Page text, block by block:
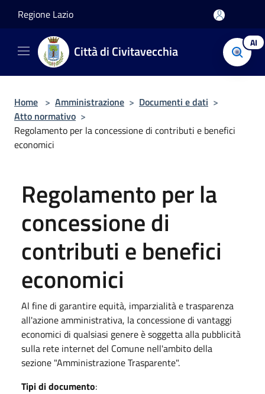
Regione Lazio
Città di Civitavecchia AI
Home > Amministrazione > Documenti e dati >
Atto normativo >
Regolamento per la concessione di contributi e benefici
economici
Regolamento per la
concessione di
contributi e benefici
economici
Al fine di garantire equità, imparzialità e trasparenza
all'azione amministrativa, la concessione di vantaggi
economici di qualsiasi genere è soggetta alla pubblicità
sulla rete internet del Comune nell'ambito della
sezione "Amministrazione Trasparente".
Tipi di documento: